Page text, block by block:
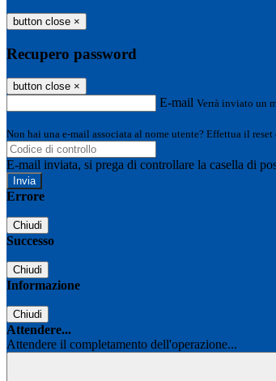
button close ×
Recupero password
button close ×
E-mail Verrà inviato un
Non hai una e-mail associata al nome utente? Effettua il
E-mail inviata, si prega di controllare la casella di
Errore
Chiudi
Successo
Chiudi
Informazione
Chiudi
Attendere...
Attendere il completamento dell'operazione...